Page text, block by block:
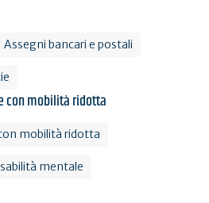
Assegni bancari e postali
con mobilità ridotta
mobilità ridotta
mentale